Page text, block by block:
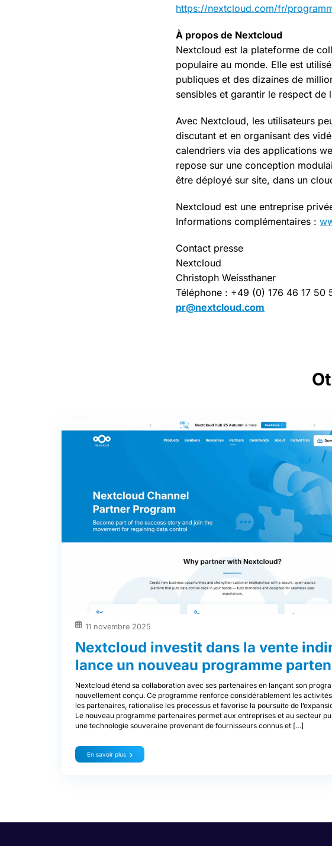
https://nextcloud.com/fr/
À propos de Nextcloud
Nextcloud est la plateforme de
populaire au monde. Elle est
publiques et des dizaines de
sensibles et garantir le respect de
Avec Nextcloud, les utilisateurs
discutant et en organisant des
calendriers via des applications
repose sur une conception
être déployé sur site, dans un
Nextcloud est une entreprise
Informations complémentaires :
Contact presse
Nextcloud
Christoph Weissthaner
Téléphone : +49 (0) 176 46 17 50
pr@nextcloud.com
11 novembre 2025
Nextcloud investit dans la vente
lance un nouveau programme
Nextcloud étend sa collaboration avec ses partenaires en lançant son
nouvellement conçu. Ce programme renforce considérablement les
les partenaires, rationalise les processus et favorise la poursuite de
Le nouveau programme partenaires permet aux entreprises et au secteur
une technologie souveraine provenant de fournisseurs connus et […]
En savoir plus